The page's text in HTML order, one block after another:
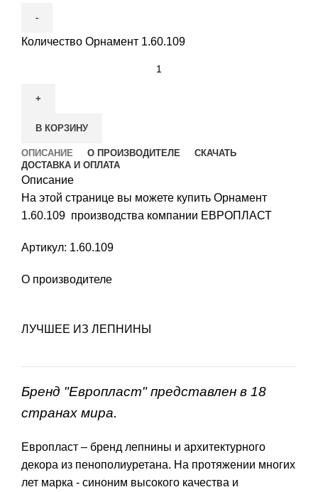
Количество Орнамент 1.60.109
В КОРЗИНУ
ОПИСАНИЕ О ПРОИЗВОДИТЕЛЕ
СКАЧАТЬ
ДОСТАВКА И ОПЛАТА
Описание
На этой странице вы можете купить Орнамент
1.60.109 производства компании ЕВРОПЛАСТ
Артикул: 1.60.109
О производителе
ЛУЧШЕЕ ИЗ ЛЕПНИНЫ
Бренд "Европласт" представлен в 18
странах мира.
Европласт – бренд лепнины и архитектурного
декора из пенополиуретана. На протяжении многих
лет марка - синоним высокого качества и